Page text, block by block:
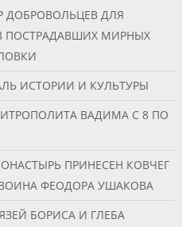
ДОБРОВОЛЬЦЕВ ДЛЯ
ПОСТРАДАВШИХ МИРНЫХ
ИСТОРИИ И КУЛЬТУРЫ
ВАДИМА С 8 ПО
ПРИНЕСЕН КОВЧЕГ
ФЕОДОРА УШАКОВА
БОРИСА И ГЛЕБА